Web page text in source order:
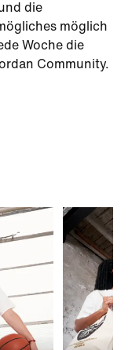
die
möglich
Woche die
Community.